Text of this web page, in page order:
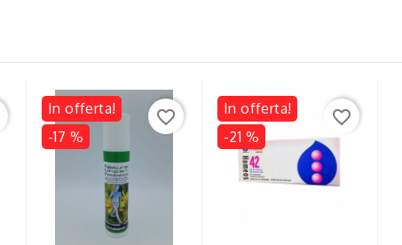
In offerta!
-17 %
favorite_border
In offerta!
-21 %
favorite_border